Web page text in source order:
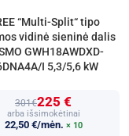
“Multi-Split“ tipo
vidinė sieninė dalis
GWH18AWDXD-
I 5,3/5,6 kW
301€225 €
arba išsimokėtinai
22,50 €/mėn. × 10